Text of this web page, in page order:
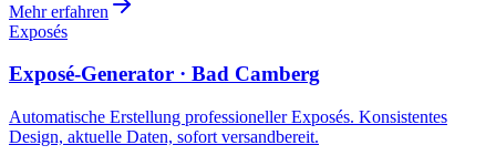
Mehr erfahren
Exposés
Exposé-Generator · Bad Camberg
Automatische Erstellung professioneller Exposés. Konsistentes
Design, aktuelle Daten, sofort versandbereit.